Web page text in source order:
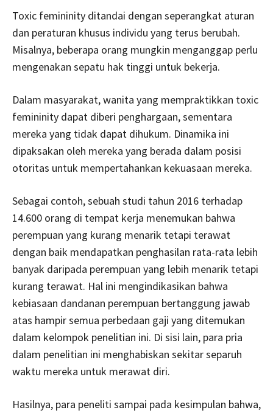
Toxic femininity ditandai dengan seperangkat aturan
dan peraturan khusus individu yang terus berubah.
Misalnya, beberapa orang mungkin menganggap perlu
mengenakan sepatu hak tinggi untuk bekerja.
Dalam masyarakat, wanita yang mempraktikkan toxic
femininity dapat diberi penghargaan, sementara
mereka yang tidak dapat dihukum. Dinamika ini
dipaksakan oleh mereka yang berada dalam posisi
otoritas untuk mempertahankan kekuasaan mereka.
Sebagai contoh, sebuah studi tahun 2016 terhadap
14.600 orang di tempat kerja menemukan bahwa
perempuan yang kurang menarik tetapi terawat
dengan baik mendapatkan penghasilan rata-rata lebih
banyak daripada perempuan yang lebih menarik tetapi
kurang terawat. Hal ini mengindikasikan bahwa
kebiasaan dandanan perempuan bertanggung jawab
atas hampir semua perbedaan gaji yang ditemukan
dalam kelompok penelitian ini. Di sisi lain, para pria
dalam penelitian ini menghabiskan sekitar separuh
waktu mereka untuk merawat diri.
Hasilnya, para peneliti sampai pada kesimpulan bahwa,